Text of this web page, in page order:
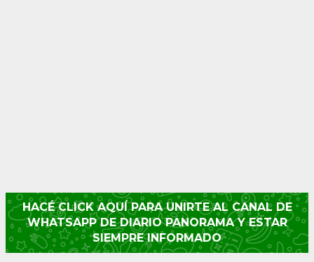
HACÉ CLICK AQUÍ PARA UNIRTE AL CANAL DE
WHATSAPP DE DIARIO PANORAMA Y ESTAR
SIEMPRE INFORMADO